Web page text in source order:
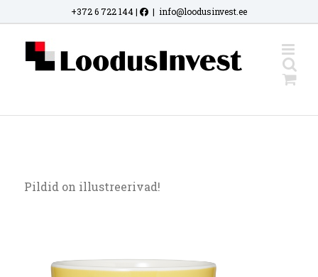
to
content
+372 6 722 144| | info@loodusinvest.ee
Pildid on illustreerivad!